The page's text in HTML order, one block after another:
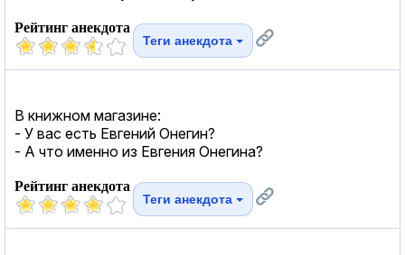
Рейтинг анекдота
Теги анекдота
В книжном магазине:
- У вас есть Евгений Онегин?
- А что именно из Евгения Онегина?
Рейтинг анекдота
Теги анекдота